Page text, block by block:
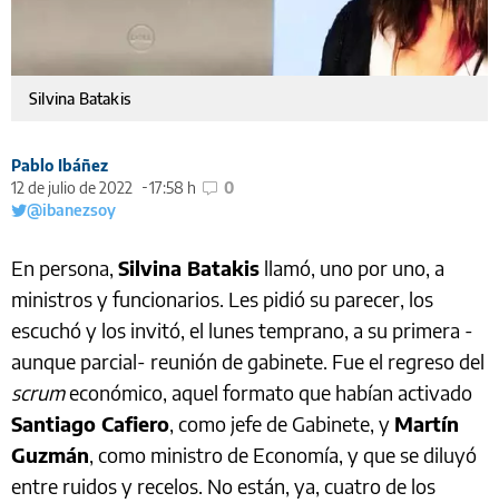
Silvina Batakis
Pablo Ibáñez
12 de julio de 2022
17:58 h
0
@ibanezsoy
En persona, Silvina Batakis llamó, uno por uno, a
ministros y funcionarios. Les pidió su parecer, los
escuchó y los invitó, el lunes temprano, a su primera -
aunque parcial- reunión de gabinete. Fue el regreso del
scrumeconómico, aquel formato que habían activado
Santiago Cafiero, como jefe de Gabinete, y Martín
Guzmán, como ministro de Economía, y que se diluyó
entre ruidos y recelos. No están, ya, cuatro de los